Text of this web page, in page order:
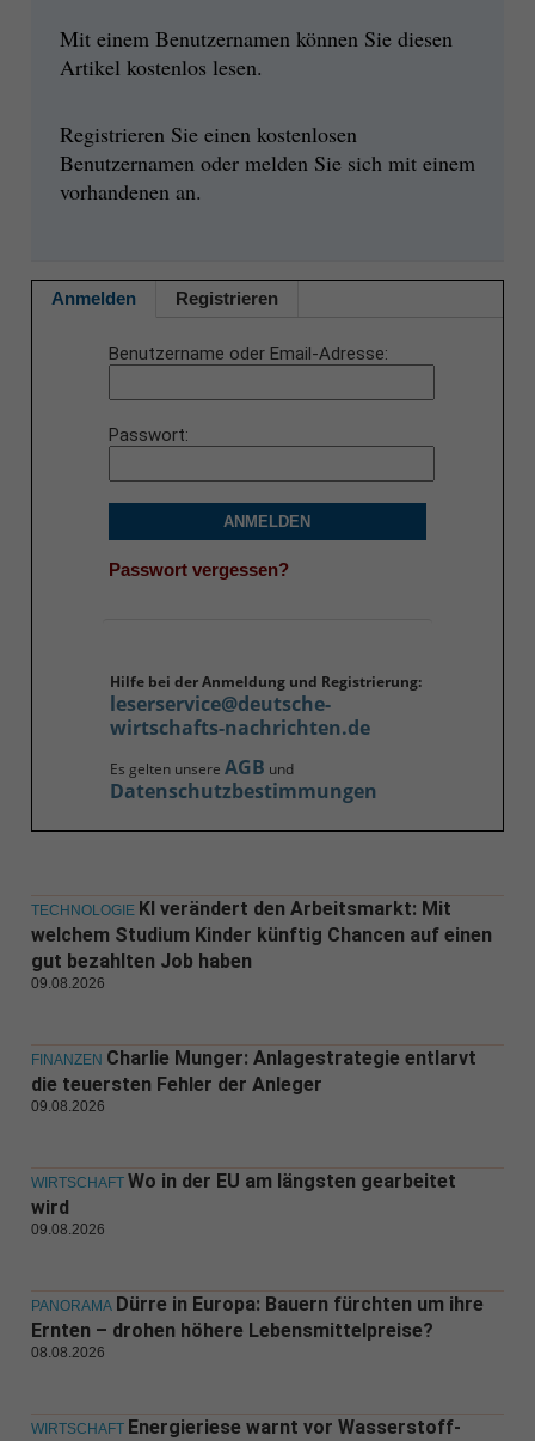
Mit einem Benutzernamen können Sie diesen
Artikel kostenlos lesen.
Registrieren Sie einen kostenlosen
Benutzernamen oder melden Sie sich mit einem
vorhandenen an.
Anmelden Registrieren
Benutzername oder Email-Adresse
Passwort
ANMELDEN
Passwort vergessen?
Hilfe bei der Anmeldung und Registrierung:
leserservice@deutsche-
wirtschafts-nachrichten.de
Es gelten unsere AGB und
Datenschutzbestimmungen
TECHNOLOGIE KI verändert den Arbeitsmarkt: Mit
welchem Studium Kinder künftig Chancen auf einen
gut bezahlten Job haben
09.08.2026
FINANZEN Charlie Munger: Anlagestrategie entlarvt
die teuersten Fehler der Anleger
09.08.2026
WIRTSCHAFT Wo in der EU am längsten gearbeitet
wird
09.08.2026
PANORAMA Dürre in Europa: Bauern fürchten um ihre
Ernten – drohen höhere Lebensmittelpreise?
08.08.2026
WIRTSCHAFT Energieriese warnt vor Wasserstoff-